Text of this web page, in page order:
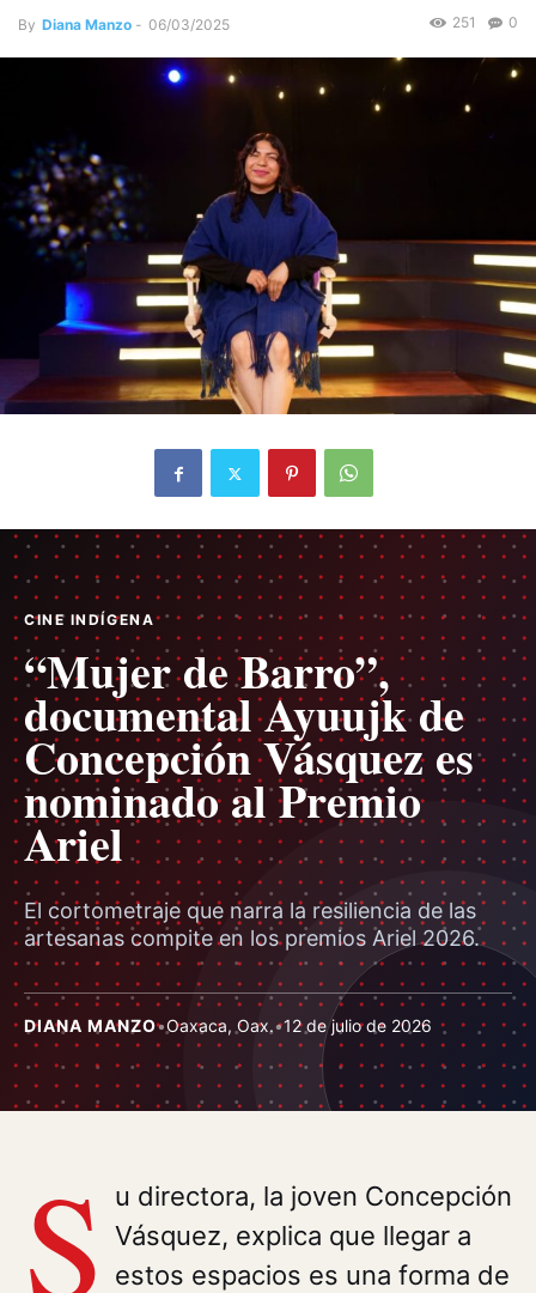
By Diana Manzo - 06/03/2025 0
251
CINE INDÍGENA
“Mujer de Barro”,
documental Ayuujk de
Concepción Vásquez es
nominado al Premio
Ariel
El cortometraje que narra la resiliencia de las
artesanas compite en los premios Ariel 2026.
DIANA MANZO•Oaxaca, Oax.•12 de julio de 2026
S
u directora, la joven Concepción
Vásquez, explica que llegar a
estos espacios es una forma de